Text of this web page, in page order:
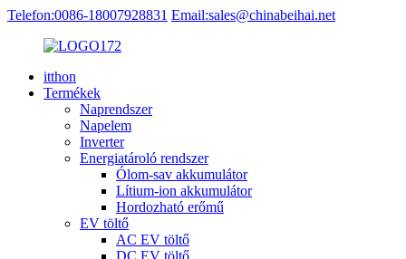
Telefon:0086-18007928831 Email:sales@chinabeihai.net
itthon
Termékek
Naprendszer
Napelem
Inverter
Energiatároló rendszer
Ólom-sav akkumulátor
Lítium-ion akkumulátor
Hordozható erőmű
EV töltő
AC EV töltő
DC EV töltő